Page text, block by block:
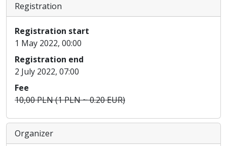
Registration
Registration start
1 May 2022, 00:00
Registration end
2 July 2022, 07:00
Fee
10,00 PLN (1 PLN ~ 0.20 EUR)
Organizer